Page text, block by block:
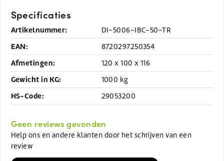
Specificaties
Artikelnummer: DI-5006-IBC-50-TR
EAN: 8720297250354
Afmetingen: 120 x 100 x 116
Gewicht in KG: 1000 kg
HS-Code: 29053200
Geen reviews gevonden
Help ons en andere klanten door het schrijven van een
review